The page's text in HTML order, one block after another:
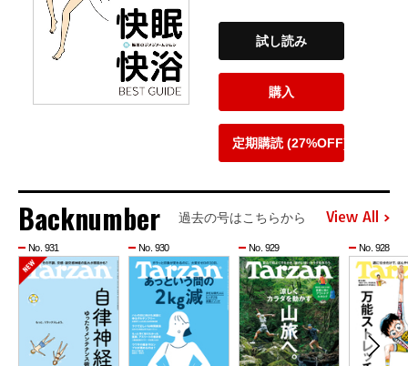
試し読み
購入
定期購読 (27%OFF)
Backnumber 過去の号はこちらから View All
No. 931 No. 930 No. 929 No. 928